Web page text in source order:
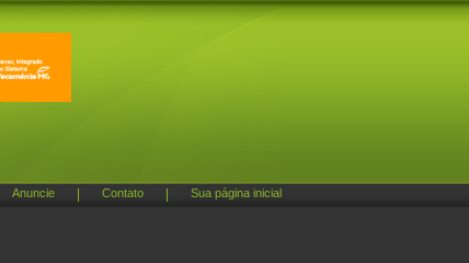
Anuncie Contato Sua página inicial